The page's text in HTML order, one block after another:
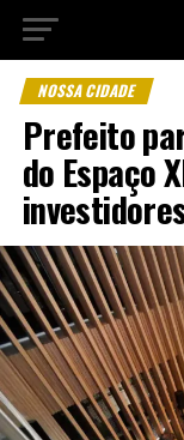
NOSSA CIDADE
Prefeito
do Espaço